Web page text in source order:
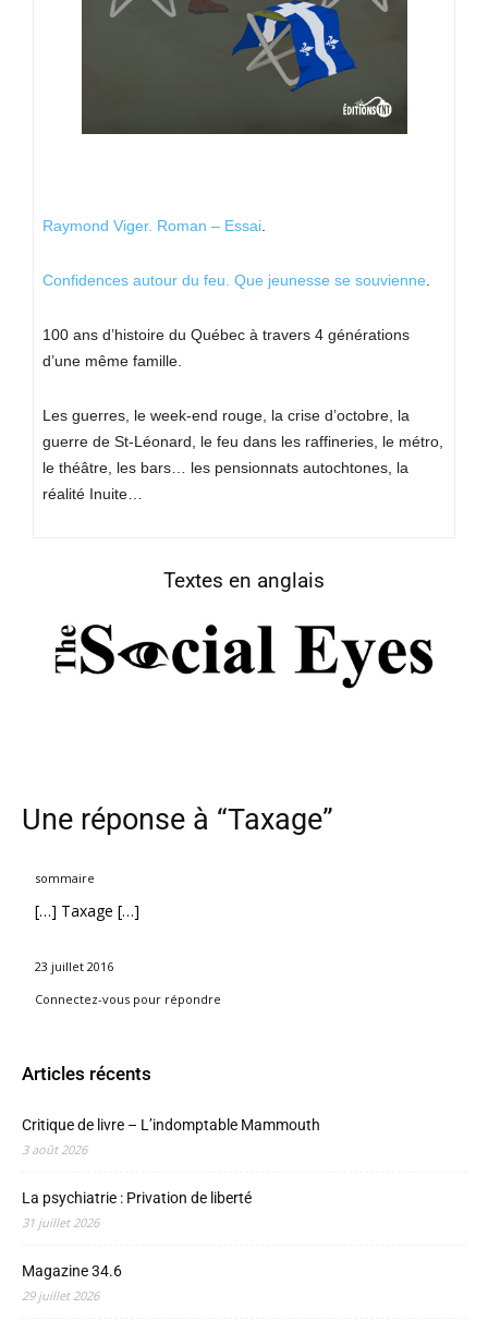
Raymond Viger. Roman – Essai
Confidences autour du feu. Que jeunesse se souvienne
100 ans d’histoire du Québec à travers 4 générations
d’une même famille.
Les guerres, le week-end rouge, la crise d’octobre, la
guerre de St-Léonard, le feu dans les raffineries, le métro,
le théâtre, les bars… les pensionnats autochtones, la
réalité Inuite…
Textes en anglais
Une réponse à “Taxage”
sommaire
[…] Taxage […]
23 juillet 2016
Connectez-vous pour répondre
Articles récents
Critique de livre – L’indomptable Mammouth
3 août 2026
La psychiatrie : Privation de liberté
31 juillet 2026
Magazine 34.6
29 juillet 2026